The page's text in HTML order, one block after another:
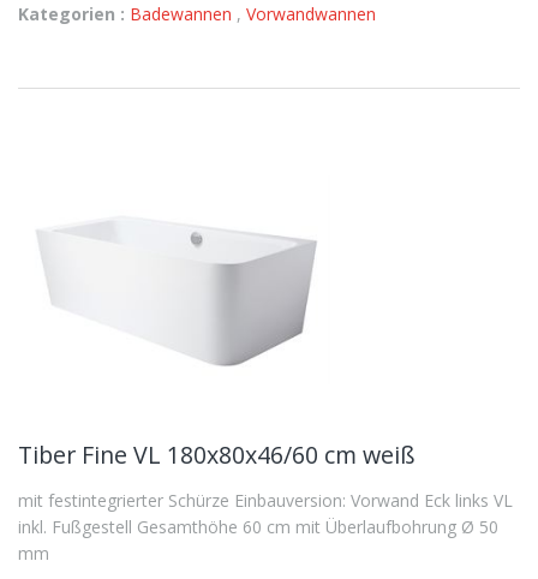
Kategorien : Badewannen , Vorwandwannen
Tiber Fine VL 180x80x46/60 cm weiß
mit festintegrierter Schürze Einbauversion: Vorwand Eck links VL
inkl. Fußgestell Gesamthöhe 60 cm mit Überlaufbohrung Ø 50
mm